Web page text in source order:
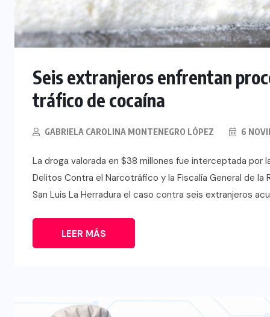
Seis extranjeros enfrentan
tráfico de cocaína
GABRIELA CAROLINA MONTENEGRO LÓPEZ 6
La droga valorada en $38 millones fue interceptada por
Delitos Contra el Narcotráfico y la Fiscalía General de
San Luis La Herradura el caso contra seis extranjeros
LEER MÁS